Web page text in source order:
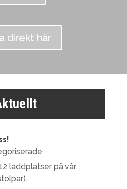
direkt här
laddplatser på vår